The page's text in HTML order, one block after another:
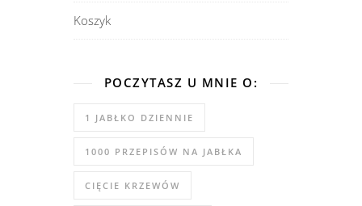
Koszyk
POCZYTASZ U MNIE O:
1 JABŁKO DZIENNIE
1000 PRZEPISÓW NA JABŁKA
CIĘCIE KRZEWÓW